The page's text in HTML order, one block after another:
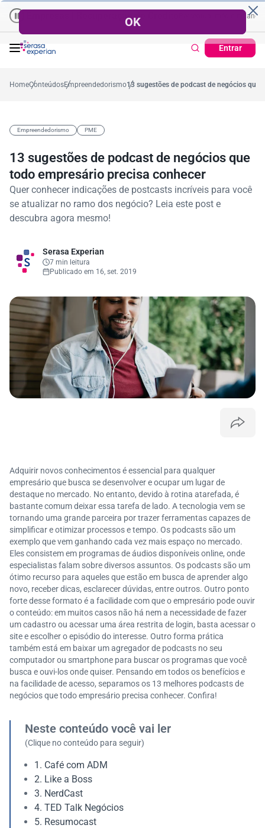
Empresas | Recuperação de Crédito 38,7%
Entrar
57,2% Cartão de Crédito | Cadastro
HomeConteúdosEmpreendedorismo13 sugestões de podcast de negócios que
Empreendedorismo PME
13 sugestões de podcast de negócios que
todo empresário precisa conhecer
Quer conhecer indicações de postcasts incríveis para você
se atualizar no ramo dos negócio? Leia este post e
descubra agora mesmo!
Serasa Experian
7 min leitura
Publicado em 16, set. 2019
Adquirir novos conhecimentos é essencial para qualquer
empresário que busca se desenvolver e ocupar um lugar de
destaque no mercado. No entanto, devido à rotina atarefada, é
bastante comum deixar essa tarefa de lado. A tecnologia vem se
tornando uma grande parceira por trazer ferramentas capazes de
simplificar e otimizar processos e tempo. Os podcasts são um
exemplo que vem ganhando cada vez mais espaço no mercado.
Eles consistem em programas de áudios disponíveis online, onde
especialistas falam sobre diversos assuntos. Os podcasts são um
ótimo recurso para aqueles que estão em busca de aprender algo
novo, receber dicas, esclarecer dúvidas, entre outros. Outro ponto
forte desse formato é a facilidade com que o empresário pode ouvir
o conteúdo: em muitos casos não há nem a necessidade de fazer
um cadastro ou acessar uma área restrita de login, basta acessar o
site e escolher o episódio do interesse. Outro forma prática
também está em baixar um agregador de podcasts no seu
computador ou smartphone para buscar os programas que você
busca e ouvi-los onde quiser. Pensando em todos os benefícios e
na facilidade de acesso, separamos os 13 melhores podcasts de
negócios que todo empresário precisa conhecer. Confira!
Neste conteúdo você vai ler
(Clique no conteúdo para seguir)
1. Café com ADM
2. Like a Boss
3. NerdCast
4. TED Talk Negócios
5. Resumocast